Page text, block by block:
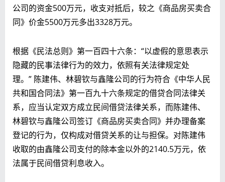
公司的资金500万元，收支对抵后，较之《商品房买卖合
同》价金5500万元多出3328万元。
根据《民法总则》第一百四十六条：“以虚假的意思表示
隐藏的民事法律行为的效力，依照有关法律规定处
理。” 陈建伟、林碧钦与鑫隆公司的行为符合《中华人民
共和国合同法》第一百九十六条规定的借贷合同法律关
系，应当认定双方成立民间借贷法律关系，而陈建伟、
林碧钦与鑫隆公司签订《商品房买卖合同》并办理备案
登记的行为，仅构成对借贷关系的让与担保。对陈建伟
收取的由鑫隆公司支付的除本金以外的2140.5万元，依
法属于民间借贷利息收入。